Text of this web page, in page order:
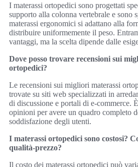
I materassi ortopedici sono progettati
supporto alla colonna vertebrale e sono
materassi ergonomici si adattano alla
distribuire uniformemente il peso.
vantaggi, ma la scelta dipende dalle
Dove posso trovare recensioni sui
ortopedici?
Le recensioni sui migliori materassi
trovate su siti web specializzati in
di discussione e portali di e-commerce.
opinioni per avere un quadro completo
soddisfazione degli utenti.
I materassi ortopedici sono costosi?
qualità-prezzo?
Il costo dei materassi ortopedici può